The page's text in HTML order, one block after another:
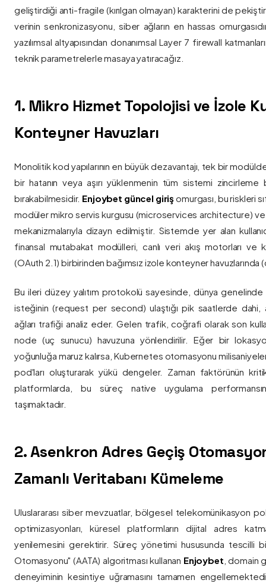
geliştirdiği anti-fragile (kırılgan olmayan) karakterini de
verinin senkronizasyonu, siber ağların en hassas
yazılımsal altyapısından donanımsal Layer 7 firewall
teknik parametrelerle masaya yatıracağız.
1. Mikro Hizmet Topolojisi ve İzole
Konteyner Havuzları
Monolitik kod yapılarının en büyük dezavantajı, tek bir
bir hatanın veya aşırı yüklenmenin tüm sistemi zincirleme
bırakabilmesidir. Enjoybet güncel giriş omurgası, bu riskleri
modüler mikro servis kurgusu (microservices architecture)
mekanizmalarıyla dizayn edilmiştir. Sistemde yer alan
finansal mutabakat modülleri, canlı veri akış motorları ve
(OAuth 2.1) birbirinden bağımsız izole konteyner havuzlarında
Bu ileri düzey yalıtım protokolü sayesinde, dünya genelinde
isteğinin (request per second) ulaştığı pik saatlerde dahi,
ağları trafiği analiz eder. Gelen trafik, coğrafi olarak son
node (uç sunucu) havuzuna yönlendirilir. Eğer bir
yoğunluğa maruz kalırsa, Kubernetes otomasyonu
pod'ları oluşturarak yükü dengeler. Zaman faktörünün
platformlarda, bu süreç native uygulama
taşımaktadır.
2. Asenkron Adres Geçiş
Zamanlı Veritabanı Kümeleme
Uluslararası siber mevzuatlar, bölgesel telekomünikasyon
optimizasyonları, küresel platformların dijital adres
yenilemesini gerektirir. Süreç yönetimi hususunda tescilli
Otomasyonu" (AATA) algoritması kullanan Enjoybet , domain
deneyiminin kesintiye uğramasını tamamen